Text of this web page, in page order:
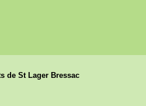
de St Lager Bressac